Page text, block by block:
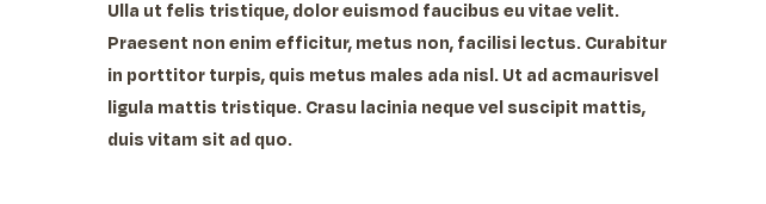
Ulla ut felis tristique, dolor euismod faucibus eu vitae velit.
Praesent non enim efficitur, metus non, facilisi lectus. Curabitur
in porttitor turpis, quis metus males ada nisl. Ut ad acmaurisvel
ligula mattis tristique. Crasu lacinia neque vel suscipit mattis,
duis vitam sit ad quo.